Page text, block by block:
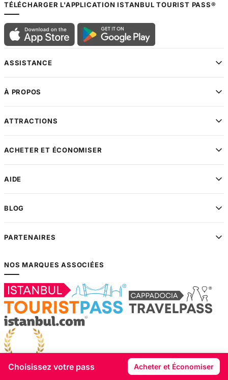
TÉLÉCHARGER L'APPLICATION ISTANBUL TOURIST PASS®
ASSISTANCE
À PROPOS
ATTRACTIONS
ACHETER ET ÉCONOMISER
AIDE
BLOG
PARTENAIRES
NOS MARQUES ASSOCIÉES
Marque déposée deCityberry®
Choisissez votre pass Acheter et Économiser